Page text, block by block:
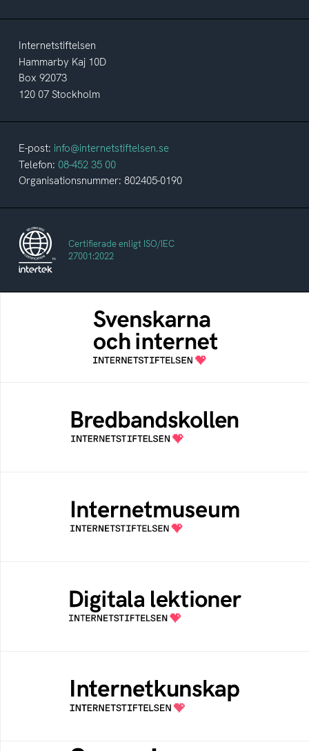
Internetstiftelsen
Hammarby Kaj 10D
Box 92073
120 07 Stockholm
E-post: info@internetstiftelsen.se
Telefon: 08-452 35 00
Organisationsnummer: 802405-0190
Certifierade enligt ISO/IEC
27001:2022
Svenskarna och internet
En årlig studie av svenska folkets
internetvanor
Bredbandskollen är ett oberoende
konsumentverktyg som drivs av
Internetstiftelsen
Ett digitalt museum som byggts, och kureras
av Internetstiftelsen
Öppen digital lärresurs med färdiga lektioner
för alla stadier i grundskolan
Samlad kunskap som hjälper dig att bli en
säker och medveten internetanvändare